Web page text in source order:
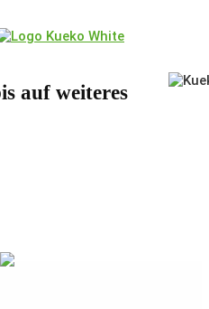
auf weiteres